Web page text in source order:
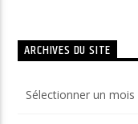
ARCHIVES DU SITE
du